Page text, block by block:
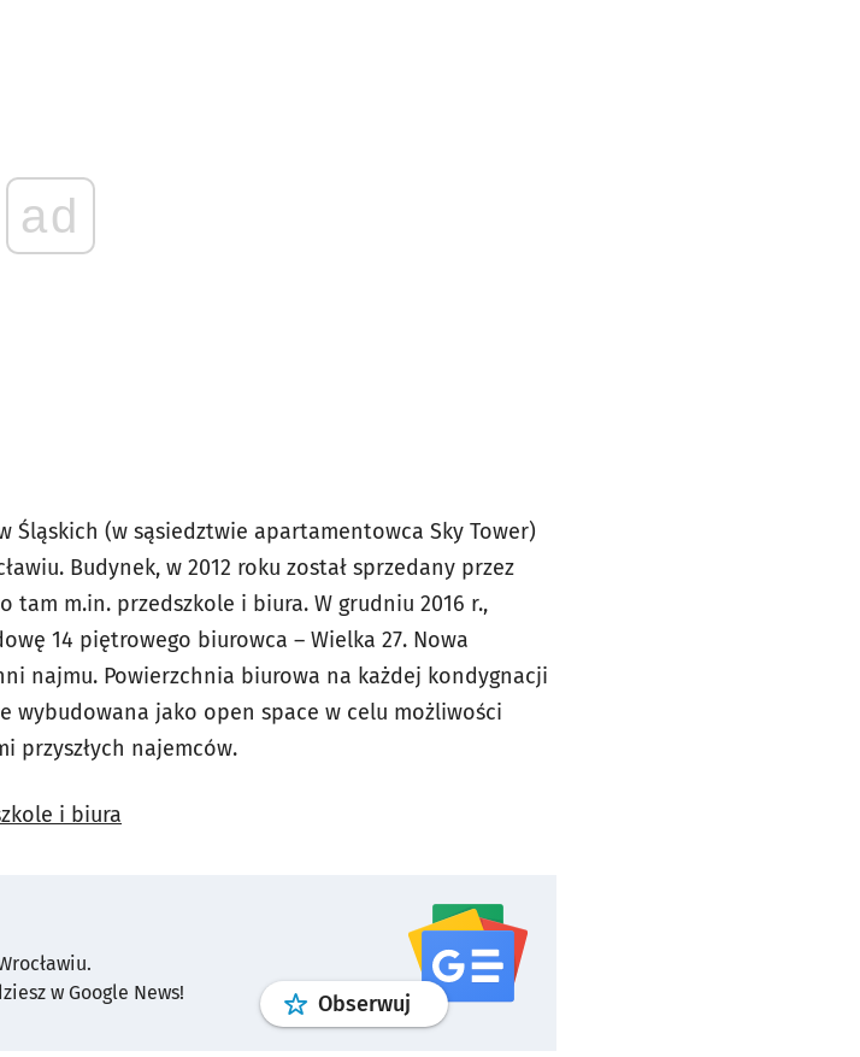
ad
Śląskich (w sąsiedztwie apartamentowca Sky Tower)
Budynek, w 2012 roku został sprzedany przez
tam m.in. przedszkole i biura. W grudniu 2016 r.,
14 piętrowego biurowca – Wielka 27. Nowa
najmu. Powierzchnia biurowa na każdej kondygnacji
wybudowana jako open space w celu możliwości
przyszłych najemców.
i biura
w Google News!
Obserwuj profilgoogle news